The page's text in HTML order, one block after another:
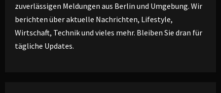
zuverlässigen Meldungen aus Berlin und Umgebung. Wir
berichten über aktuelle Nachrichten, Lifestyle,
Wirtschaft, Technik und vieles mehr. Bleiben Sie dran für
tägliche Updates.